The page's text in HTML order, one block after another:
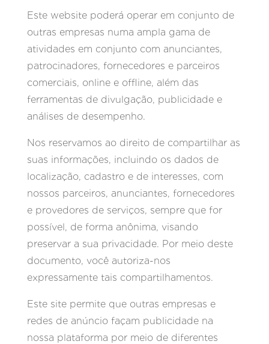
Este website poderá operar em conjunto de
outras empresas numa ampla gama de
atividades em conjunto com anunciantes,
patrocinadores, fornecedores e parceiros
comerciais, online e offline, além das
ferramentas de divulgação, publicidade e
análises de desempenho.
Nos reservamos ao direito de compartilhar as
suas informações, incluindo os dados de
localização, cadastro e de interesses, com
nossos parceiros, anunciantes, fornecedores
e provedores de serviços, sempre que for
possível, de forma anônima, visando
preservar a sua privacidade. Por meio deste
documento, você autoriza-nos
expressamente tais compartilhamentos.
Este site permite que outras empresas e
redes de anúncio façam publicidade na
nossa plataforma por meio de diferentes